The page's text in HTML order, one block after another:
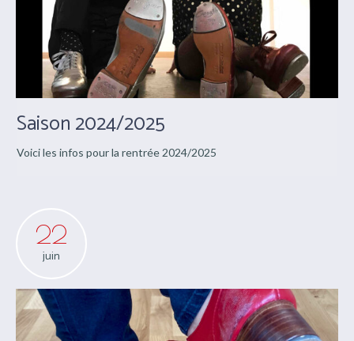
Saison 2024/2025
Voici les infos pour la rentrée 2024/2025
22
juin